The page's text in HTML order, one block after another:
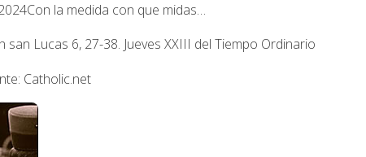
Con la medida con que midas…
san Lucas 6, 27-38. Jueves XXIII del Tiempo Ordinario
Catholic.net